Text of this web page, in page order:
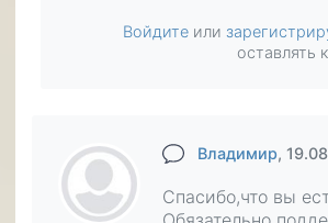
Войдите или
оставлять
Владимир,
Спасибо,что вы